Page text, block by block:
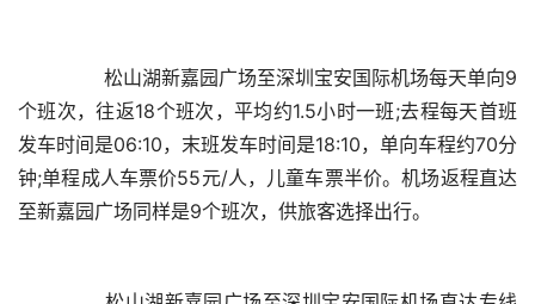
个班次，往返18个班次，平均约1.5小时一班;去程每天首班
发车时间是06:10，末班发车时间是18:10，单向车程约70分
钟;单程成人车票价55元/人，儿童车票半价。机场返程直达